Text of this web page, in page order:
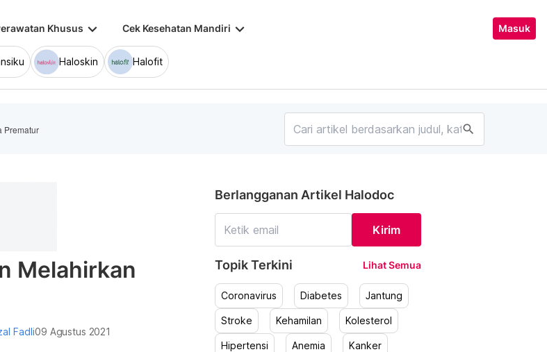
Khusus keyboard_arrow_down Cek Kesehatan Mandiri keyboard_arrow_down Masuk
Haloskin Halofit
Prematur search
Melahirkan
Fadli09 Agustus 2021
Berlangganan Artikel Halodoc
Kirim
Topik Terkini Lihat Semua
Coronavirus Diabetes Jantung
Stroke Kehamilan Kolesterol
Hipertensi Anemia Kanker